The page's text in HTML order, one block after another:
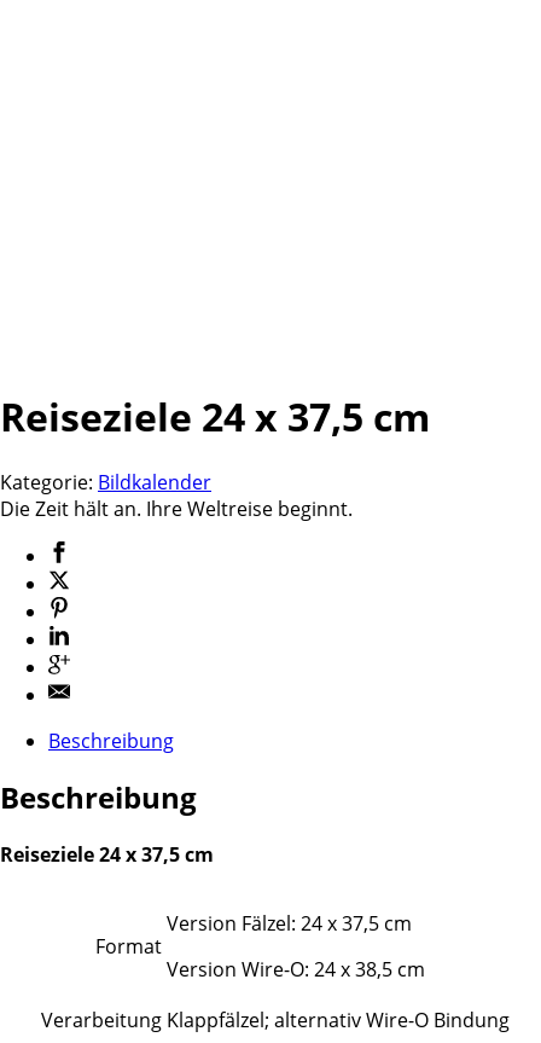
Reiseziele 24 x 37,5 cm
Kategorie: Bildkalender
Die Zeit hält an. Ihre Weltreise beginnt.
Beschreibung
Beschreibung
Reiseziele 24 x 37,5 cm
Format
Version Fälzel: 24 x 37,5 cm
Version Wire-O: 24 x 38,5 cm
Verarbeitung Klappfälzel; alternativ Wire-O Bindung